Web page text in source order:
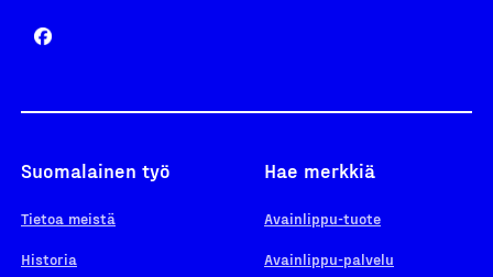
Suomalainen työ
Tietoa meistä
Historia
Hae merkkiä
Avainlippu-tuote
Avainlippu-palvelu